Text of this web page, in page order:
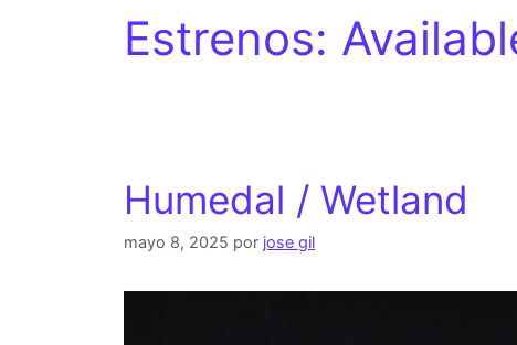
Estrenos:
Humedal / Wetland
mayo 8, 2025 por jose gil